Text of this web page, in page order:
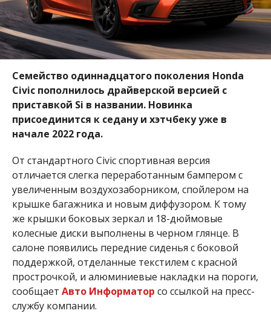
Семейство одиннадцатого поколения Honda
Civic пополнилось драйверской версией с
приставкой Si в названии. Новинка
присоединится к седану и хэтчбеку уже в
начале 2022 года.
От стандартного Civic спортивная версия
отличается слегка переработанным бампером с
увеличенным воздухозаборником, спойлером на
крышке багажника и новым диффузором. К тому
же крышки боковых зеркал и 18-дюймовые
колесные диски выполнены в черном глянце. В
салоне появились передние сиденья с боковой
поддержкой, отделанные текстилем с красной
прострочкой, и алюминиевые накладки на пороги,
сообщает Авто Информатор со ссылкой на пресс-
службу компании.